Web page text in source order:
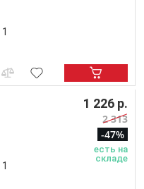
1
1
1 226 р.
2 313
-47%
есть на
складе